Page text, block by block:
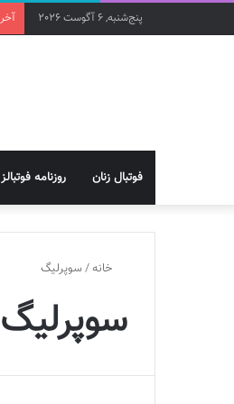
پنج‌شنبه, 6 آگوست 2026
فوتبال زنان روزنامه فوتبالز
خانه/سوپرلیگ
سوپرلیگ